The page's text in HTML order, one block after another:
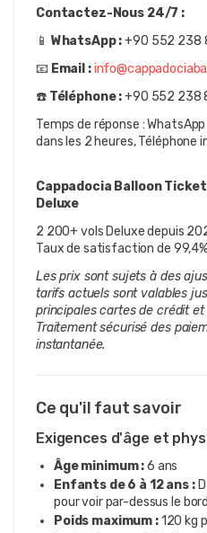
Contactez-Nous 24/7 :
📱 WhatsApp : +90 552 238
📧 Email :
☎️ Téléphone : +90 552 238
Temps de réponse :
dans les 2 heures, Téléphone
Cappadocia Balloon
Deluxe
2 200+ vols Deluxe depuis
Taux de satisfaction de 99,4%
Les prix sont sujets à des
tarifs actuels sont valables
principales cartes de crédit et
Traitement sécurisé des
instantanée.
Ce qu'il faut savoir
Exigences d'âge et
Âge minimum :6 ans
Enfants de 6 à 12 ans :
pour voir par-dessus le
Poids maximum :120 kg